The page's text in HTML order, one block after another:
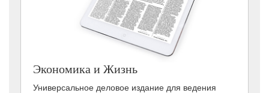
Экономика и Жизнь
Универсальное деловое издание для ведения